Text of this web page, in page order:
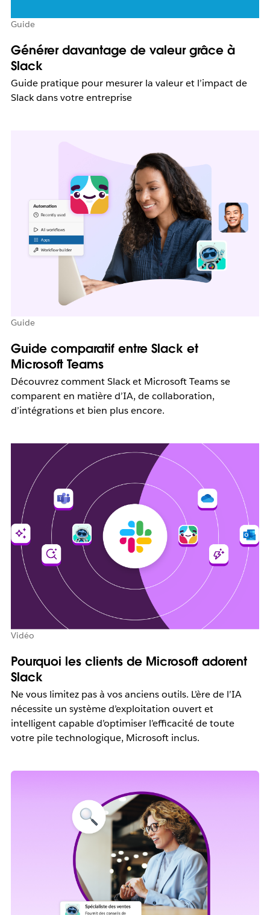
Guide
Générer davantage de valeur grâce à
Slack
Guide pratique pour mesurer la valeur et l’impact de
Slack dans votre entreprise
Guide
Guide comparatif entre Slack et
Microsoft Teams
Découvrez comment Slack et Microsoft Teams se
comparent en matière d’IA, de collaboration,
d’intégrations et bien plus encore.
Vidéo
Pourquoi les clients de Microsoft adorent
Slack
Ne vous limitez pas à vos anciens outils. L’ère de l’IA
nécessite un système d’exploitation ouvert et
intelligent capable d’optimiser l’efficacité de toute
votre pile technologique, Microsoft inclus.